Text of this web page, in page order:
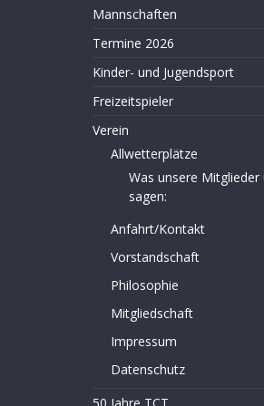
Mannschaften
Termine 2026
Kinder- und Jugendsport
Freizeitspieler
Verein
Allwetterplätze
Was unsere
sagen:
Anfahrt/Kontakt
Vorstandschaft
Philosophie
Mitgliedschaft
Impressum
Datenschutz